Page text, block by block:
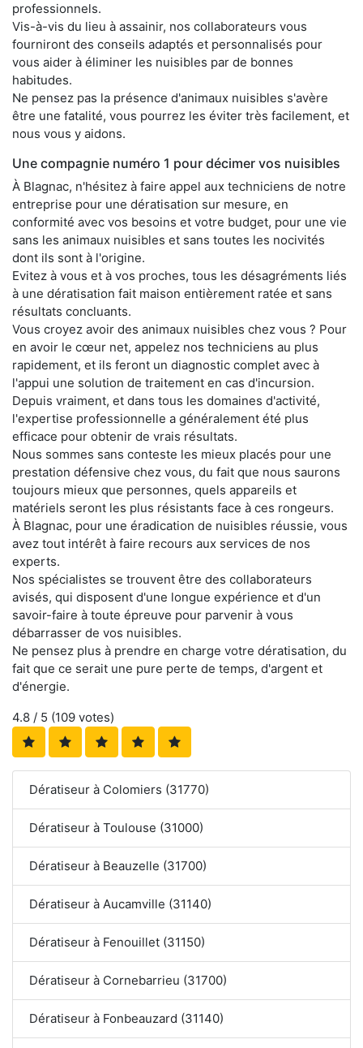
professionnels.
Vis-à-vis du lieu à assainir, nos collaborateurs vous
fourniront des conseils adaptés et personnalisés pour
vous aider à éliminer les nuisibles par de bonnes
habitudes.
Ne pensez pas la présence d'animaux nuisibles s'avère
être une fatalité, vous pourrez les éviter très facilement, et
nous vous y aidons.
Une compagnie numéro 1 pour décimer vos nuisibles
À Blagnac, n'hésitez à faire appel aux techniciens de notre
entreprise pour une dératisation sur mesure, en
conformité avec vos besoins et votre budget, pour une vie
sans les animaux nuisibles et sans toutes les nocivités
dont ils sont à l'origine.
Evitez à vous et à vos proches, tous les désagréments liés
à une dératisation fait maison entièrement ratée et sans
résultats concluants.
Vous croyez avoir des animaux nuisibles chez vous ? Pour
en avoir le cœur net, appelez nos techniciens au plus
rapidement, et ils feront un diagnostic complet avec à
l'appui une solution de traitement en cas d'incursion.
Depuis vraiment, et dans tous les domaines d'activité,
l'expertise professionnelle a généralement été plus
efficace pour obtenir de vrais résultats.
Nous sommes sans conteste les mieux placés pour une
prestation défensive chez vous, du fait que nous saurons
toujours mieux que personnes, quels appareils et
matériels seront les plus résistants face à ces rongeurs.
À Blagnac, pour une éradication de nuisibles réussie, vous
avez tout intérêt à faire recours aux services de nos
experts.
Nos spécialistes se trouvent être des collaborateurs
avisés, qui disposent d'une longue expérience et d'un
savoir-faire à toute épreuve pour parvenir à vous
débarrasser de vos nuisibles.
Ne pensez plus à prendre en charge votre dératisation, du
fait que ce serait une pure perte de temps, d'argent et
d'énergie.
4.8 / 5 (109 votes)
Dératiseur à Colomiers (31770)
Dératiseur à Toulouse (31000)
Dératiseur à Beauzelle (31700)
Dératiseur à Aucamville (31140)
Dératiseur à Fenouillet (31150)
Dératiseur à Cornebarrieu (31700)
Dératiseur à Fonbeauzard (31140)